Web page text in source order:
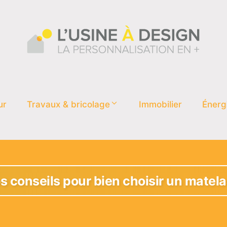
Travaux & bricolage Immobilier
conseils pour bien choisir un